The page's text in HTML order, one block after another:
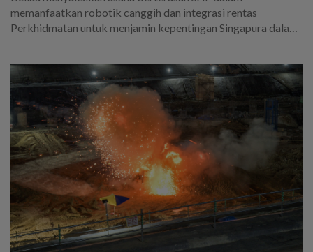
memanfaatkan robotik canggih dan integrasi rentas
Perkhidmatan untuk menjamin kepentingan Singapura dalam